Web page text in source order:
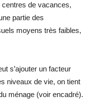
de vacances,
partie des
moyens très faibles,
s’ajouter un facteur
niveaux de vie, on tient
ménage (voir encadré).